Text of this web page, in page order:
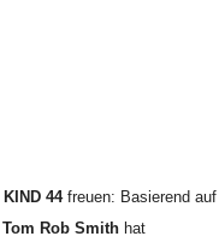
KIND 44 freuen: Basierend auf
Tom Rob Smith hat